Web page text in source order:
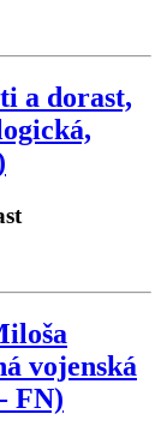
a dorast,
vojenská
FN)